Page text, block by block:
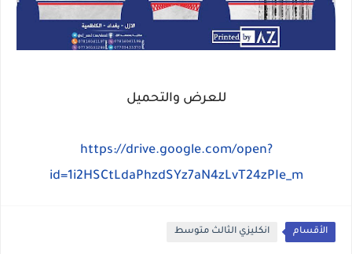
للعرض والتحميل
https://drive.google.com/open?
id=1i2HSCtLdaPhzdSYz7aN4zLvT24zPIe_m
الأقسام انكليزي الثالث متوسط